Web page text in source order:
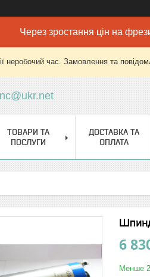
Через зростання цін на
неробочий час. Замовлення та
ТОВАРИ ТА
ПОСЛУГИ
ДОСТАВКА ТА
ОПЛАТА
6
Менше